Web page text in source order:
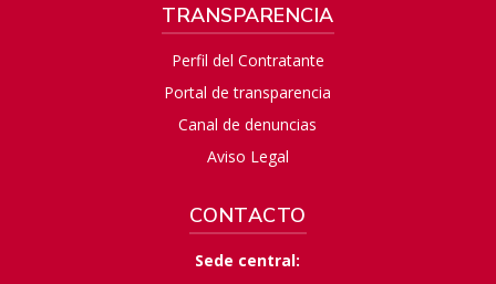
TRANSPARENCIA
Perfil del Contratante
Portal de transparencia
Canal de denuncias
Aviso Legal
CONTACTO
Sede central: